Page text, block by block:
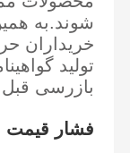
شوند.به
خریداران
تولید
بازرسی قبل
فشار قیمت